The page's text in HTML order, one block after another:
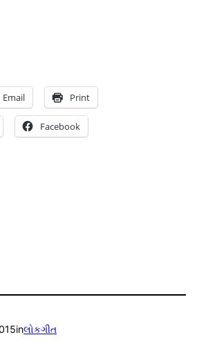
Email Print
Facebook
inલોકગીત